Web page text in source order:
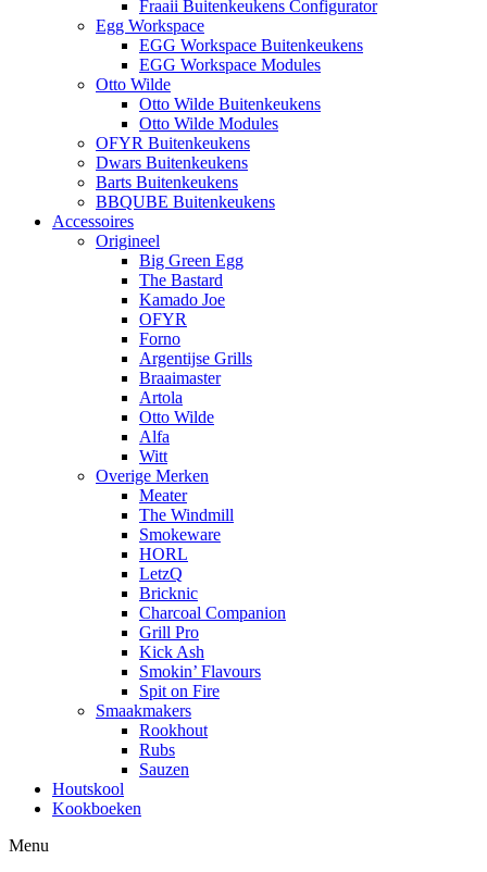
Fraaii Buitenkeukens Configurator
Egg Workspace
EGG Workspace Buitenkeukens
EGG Workspace Modules
Otto Wilde
Otto Wilde Buitenkeukens
Otto Wilde Modules
OFYR Buitenkeukens
Dwars Buitenkeukens
Barts Buitenkeukens
BBQUBE Buitenkeukens
Accessoires
Origineel
Big Green Egg
The Bastard
Kamado Joe
OFYR
Forno
Argentijse Grills
Braaimaster
Artola
Otto Wilde
Alfa
Witt
Overige Merken
Meater
The Windmill
Smokeware
HORL
LetzQ
Bricknic
Charcoal Companion
Grill Pro
Kick Ash
Smokin’ Flavours
Spit on Fire
Smaakmakers
Rookhout
Rubs
Sauzen
Houtskool
Kookboeken
Menu